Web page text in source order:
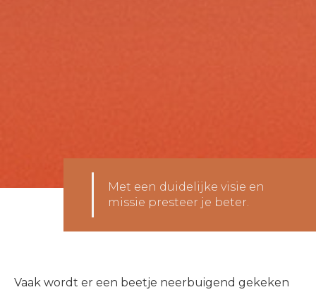
Met een duidelijke visie en
missie presteer je beter.
Vaak wordt er een beetje neerbuigend gekeken